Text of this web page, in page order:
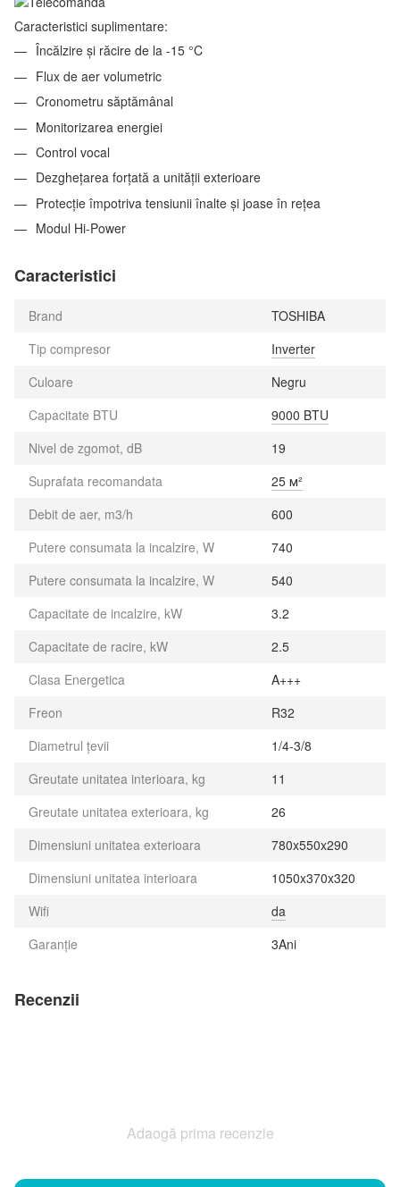
Caracteristici suplimentare:
Încălzire și răcire de la -15 °C
Flux de aer volumetric
Cronometru săptămânal
Monitorizarea energiei
Control vocal
Dezghețarea forțată a unității exterioare
Protecție împotriva tensiunii înalte și joase în rețea
Modul Hi-Power
Caracteristici
Brand
TOSHIBA
Tip compresor
Inverter
Culoare
Negru
Capacitate BTU
9000 BTU
Nivel de zgomot, dB
19
Suprafata recomandata
25 м²
Debit de aer, m3/h
600
Putere consumata la incalzire, W
740
Putere consumata la incalzire, W
540
Capacitate de incalzire, kW
3.2
Capacitate de racire, kW
2.5
Clasa Energetica
A+++
Freon
R32
Diametrul țevii
1/4-3/8
Greutate unitatea interioara, kg
11
Greutate unitatea exterioara, kg
26
Dimensiuni unitatea exterioara
780x550x290
Dimensiuni unitatea interioara
1050x370x320
Wifi
da
Garanție
3Ani
Recenzii
Adaogă prima recenzie